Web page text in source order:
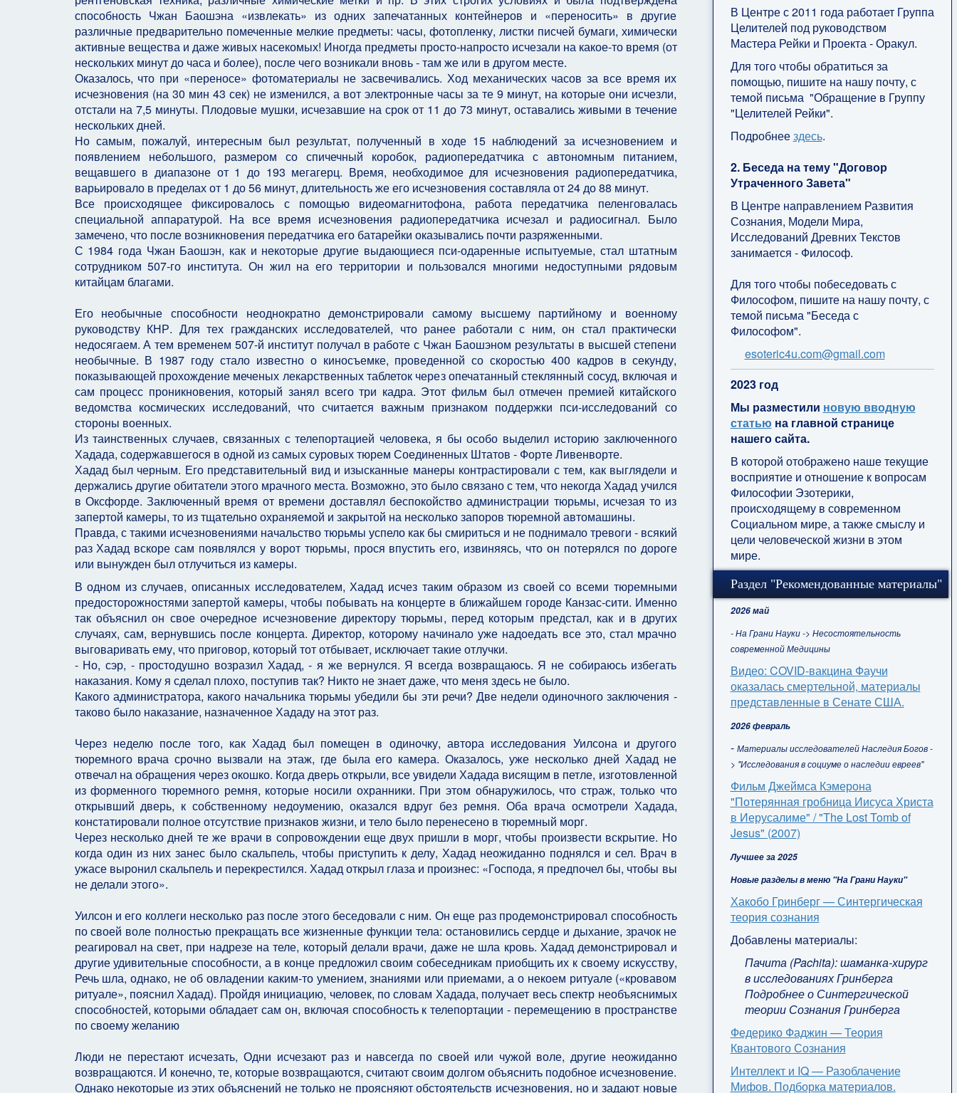
способность Чжан Баошэна «извлекать» из одних запечатанных контейнеров и «переносить» в другие
различные предварительно помеченные мелкие предметы: часы, фотопленку, листки писчей бумаги, химически
активные вещества и даже живых насекомых! Иногда предметы просто-напросто исчезали на какое-то время (от
нескольких минут до часа и более), после чего возникали вновь - там же или в другом месте.
Оказалось, что при «переносе» фотоматериалы не засвечивались. Ход механических часов за все время их
исчезновения (на 30 мин 43 сек) не изменился, а вот электронные часы за те 9 минут, на которые они исчезли,
отстали на 7,5 минуты. Плодовые мушки, исчезавшие на срок от 11 до 73 минут, оставались живыми в течение
нескольких дней.
Но самым, пожалуй, интересным был результат, полученный в ходе 15 наблюдений за исчезновением и
появлением небольшого, размером со спичечный коробок, радиопередатчика с автономным питанием,
вещавшего в диапазоне от 1 до 193 мегагерц. Время, необходимое для исчезновения радиопередатчика,
варьировало в пределах от 1 до 56 минут, длительность же его исчезновения составляла от 24 до 88 минут.
Все происходящее фиксировалось с помощью видеомагнитофона, работа передатчика пеленговалась
специальной аппаратурой. На все время исчезновения радиопередатчика исчезал и радиосигнал. Было
замечено, что после возникновения передатчика его батарейки оказывались почти разряженными.
С 1984 года Чжан Баошэн, как и некоторые другие выдающиеся пси-одаренные испытуемые, стал штатным
сотрудником 507-го института. Он жил на его территории и пользовался многими недоступными рядовым
китайцам благами.
Его необычные способности неоднократно демонстрировали самому высшему партийному и военному
руководству КНР. Для тех гражданских исследователей, что ранее работали с ним, он стал практически
недосягаем. А тем временем 507-й институт получал в работе с Чжан Баошэном результаты в высшей степени
необычные. В 1987 году стало известно о киносъемке, проведенной со скоростью 400 кадров в секунду,
показывающей прохождение меченых лекарственных таблеток через опечатанный стеклянный сосуд, включая и
сам процесс проникновения, который занял всего три кадра. Этот фильм был отмечен премией китайского
ведомства космических исследований, что считается важным признаком поддержки пси-исследований со
стороны военных.
Из таинственных случаев, связанных с телепортацией человека, я бы особо выделил историю заключенного
Хадада, содержавшегося в одной из самых суровых тюрем Соединенных Штатов - Форте Ливенворте.
Хадад был черным. Его представительный вид и изысканные манеры контрастировали с тем, как выглядели и
держались другие обитатели этого мрачного места. Возможно, это было связано с тем, что некогда Хадад учился
в Оксфорде. Заключенный время от времени доставлял беспокойство администрации тюрьмы, исчезая то из
запертой камеры, то из тщательно охраняемой и закрытой на несколько запоров тюремной автомашины.
Правда, с такими исчезновениями начальство тюрьмы успело как бы смириться и не поднимало тревоги - всякий
раз Хадад вскоре сам появлялся у ворот тюрьмы, прося впустить его, извиняясь, что он потерялся по дороге
или вынужден был отлучиться из камеры.
В одном из случаев, описанных исследователем, Хадад исчез таким образом из своей со всеми тюремными
предосторожностями запертой камеры, чтобы побывать на концерте в ближайшем городе Канзас-сити. Именно
так объяснил он свое очередное исчезновение директору тюрьмы, перед которым предстал, как и в других
случаях, сам, вернувшись после концерта. Директор, которому начинало уже надоедать все это, стал мрачно
выговаривать ему, что приговор, который тот отбывает, исключает такие отлучки.
- Но, сэр, - простодушно возразил Хадад, - я же вернулся. Я всегда возвращаюсь. Я не собираюсь избегать
наказания. Кому я сделал плохо, поступив так? Никто не знает даже, что меня здесь не было.
Какого администратора, какого начальника тюрьмы убедили бы эти речи? Две недели одиночного заключения -
таково было наказание, назначенное Хададу на этот раз.
Через неделю после того, как Хадад был помещен в одиночку, автора исследования Уилсона и другого
тюремного врача срочно вызвали на этаж, где была его камера. Оказалось, уже несколько дней Хадад не
отвечал на обращения через окошко. Когда дверь открыли, все увидели Хадада висящим в петле, изготовленной
из форменного тюремного ремня, которые носили охранники. При этом обнаружилось, что страж, только что
открывший дверь, к собственному недоумению, оказался вдруг без ремня. Оба врача осмотрели Хадада,
констатировали полное отсутствие признаков жизни, и тело было перенесено в тюремный морг.
Через несколько дней те же врачи в сопровождении еще двух пришли в морг, чтобы произвести вскрытие. Но
когда один из них занес было скальпель, чтобы приступить к делу, Хадад неожиданно поднялся и сел. Врач в
ужасе выронил скальпель и перекрестился. Хадад открыл глаза и произнес: «Господа, я предпочел бы, чтобы вы
не делали этого».
Уилсон и его коллеги несколько раз после этого беседовали с ним. Он еще раз продемонстрировал способность
по своей воле полностью прекращать все жизненные функции тела: остановились сердце и дыхание, зрачок не
реагировал на свет, при надрезе на теле, который делали врачи, даже не шла кровь. Хадад демонстрировал и
другие удивительные способности, а в конце предложил своим собеседникам приобщить их к своему искусству,
Речь шла, однако, не об овладении каким-то умением, знаниями или приемами, а о некоем ритуале («кровавом
ритуале», пояснил Хадад). Пройдя инициацию, человек, по словам Хадада, получает весь спектр необъяснимых
способностей, которыми обладает сам он, включая способность к телепортации - перемещению в пространстве
по своему желанию
Люди не перестают исчезать, Одни исчезают раз и навсегда по своей или чужой воле, другие неожиданно
возвращаются. И конечно, те, которые возвращаются, считают своим долгом объяснить подобное исчезновение.
Однако некоторые из этих объяснений не только не проясняют обстоятельств исчезновения, но и задают новые
В Центре с 2011 года работает Группа
Целителей под руководством
Мастера Рейки и Проекта - Оракул.
Для того чтобы обратиться за
помощью, пишите на нашу почту, с
темой письма "Обращение в Группу
"Целителей Рейки".
Подробнеездесь.
2. Беседа на тему "Договор
Утраченного Завета"
В Центре направлением Развития
Сознания, Модели Мира,
Исследований Древних Текстов
занимается - Философ.
Для того чтобы побеседовать с
Философом, пишите на нашу почту, с
темой письма "Беседа с
Философом".
esoteric4u.com@gmail.com
2023 год
Мы разместили новую вводную
статью на главной странице
нашего сайта.
В которой отображено наше текущие
восприятие и отношение к вопросам
Философии Эзотерики,
происходящему в современном
Социальном мире, а также смыслу и
цели человеческой жизни в этом
мире.
Раздел "Рекомендованные материалы"
2026 май
- На Грани Науки -> Несостоятельность
современной Медицины
Видео: COVID-вакцина Фаучи
оказалась смертельной, материалы
представленные в Сенате США.
2026 февраль
- Материалы исследователей Наследия Богов -
> "Исследования в социуме о наследии евреев"
Фильм Джеймса Кэмерона
"Потерянная гробница Иисуса Христа
в Иерусалиме" / "The Lost Tomb of
Jesus" (2007)
Лучшее за 2025
Новые разделы в меню "На Грани Науки"
Хакобо Гринберг — Синтергическая
теория сознания
Добавлены материалы:
Пачита (Pachita): шаманка-хирург
в исследованиях Гринберга
Подробнее о Синтергической
теории Сознания Гринберга
Федерико Фаджин — Теория
Квантового Сознания
Интеллект и IQ — Разоблачение
Мифов. Подборка материалов.